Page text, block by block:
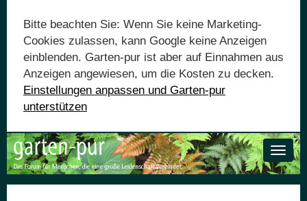
Bitte beachten Sie: Wenn Sie keine Marketing-
Cookies zulassen, kann Google keine Anzeigen
einblenden. Garten-pur ist aber auf Einnahmen aus
Anzeigen angewiesen, um die Kosten zu decken.
Einstellungen anpassen und Garten-pur
unterstützen
Toggle